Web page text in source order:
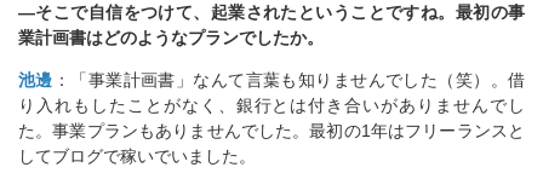
―そこで自信をつけて、起業されたということですね。最初の事
業計画書はどのようなプランでしたか。
池邊 ：「事業計画書」なんて言葉も知りませんでした（笑）。借
り入れもしたことがなく、銀行とは付き合いがありませんでし
た。事業プランもありませんでした。最初の1年はフリーランスと
してブログで稼いでいました。